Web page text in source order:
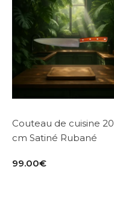
Couteau de cuisine 20
cm Satiné Rubané
99.00€